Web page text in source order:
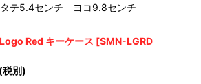
テ5.4センチ ヨコ9.8センチ
Red キーケース [SMN-LGRD
(税別)